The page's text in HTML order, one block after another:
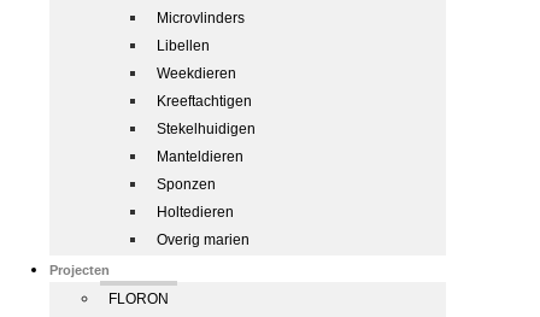
Microvlinders
Libellen
Weekdieren
Kreeftachtigen
Stekelhuidigen
Manteldieren
Sponzen
Holtedieren
Overig marien
Projecten
FLORON